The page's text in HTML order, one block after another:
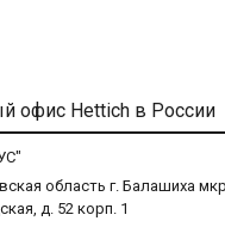
офис Hettich в России
область г. Балашиха
д. 52 корп. 1